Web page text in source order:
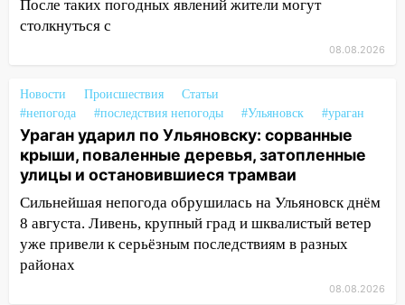
пилотным регионом проекта
«Культурное долголетие»
области на 8 августа
17:16 В реанимацию Ульяновской
областной больницы поступили шесть
новых аппаратов ИВЛ
16:51 В Чердаклинском районе
ремонтируют дороги, ставят остановки
и проводят новое освещение
16:35
девять бункеров для крупногабаритного
После таких погодных явлений жители могут
столкнуться с
08.08.2026
Новости Происшествия
Статьи
#непогода
#последствия непогоды #Ульяновск #ураган
Ураган ударил по Ульяновску: сорванные
крыши, поваленные деревья, затопленные
улицы и остановившиеся трамваи
Сильнейшая непогода обрушилась на Ульяновск днём
8 августа. Ливень, крупный град и шквалистый ветер
уже привели к серьёзным последствиям в разных
районах
08.08.2026